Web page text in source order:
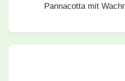
Pannacotta mit